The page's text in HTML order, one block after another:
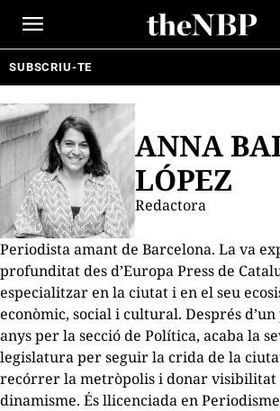
SUBSCRIU-TE
ANNA
LÓPEZ
Redactora
Periodista amant de Barcelona. La va
profunditat des d’Europa Press de
especialitzar en la ciutat i en el seu
econòmic, social i cultural. Després
anys per la secció de Política, acaba la
legislatura per seguir la crida de la
recórrer la metròpolis i donar visibilitat
dinamisme. És llicenciada en